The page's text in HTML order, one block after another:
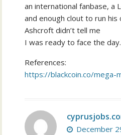
an international fanbase, a
and enough clout to run his
Ashcroft didn’t tell me
I was ready to face the
References:
https://blackcoin.co/mega-
December